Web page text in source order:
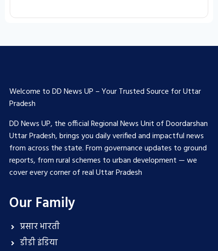
Welcome to DD News UP – Your Trusted Source for Uttar
Pradesh
DD News UP, the official Regional News Unit of Doordarshan
Uttar Pradesh, brings you daily verified and impactful news
from across the state. From governance updates to ground
reports, from rural schemes to urban development — we
cover every corner of real Uttar Pradesh
Our Family
प्रसार भारती
डीडी इंडिया